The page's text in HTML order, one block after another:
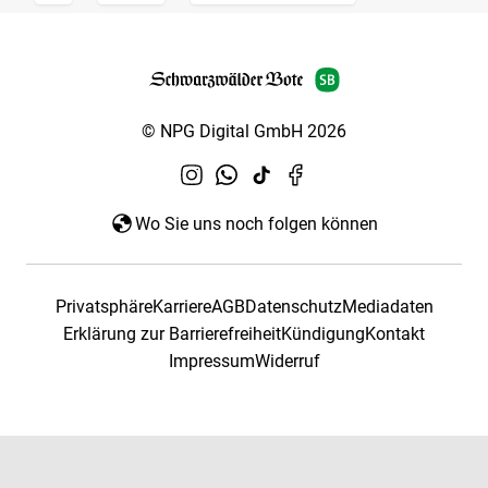
© NPG Digital GmbH 2026
Wo Sie uns noch folgen können
PrivatsphäreKarriereAGBDatenschutzMediadaten
Erklärung zur BarrierefreiheitKündigungKontakt
ImpressumWiderruf